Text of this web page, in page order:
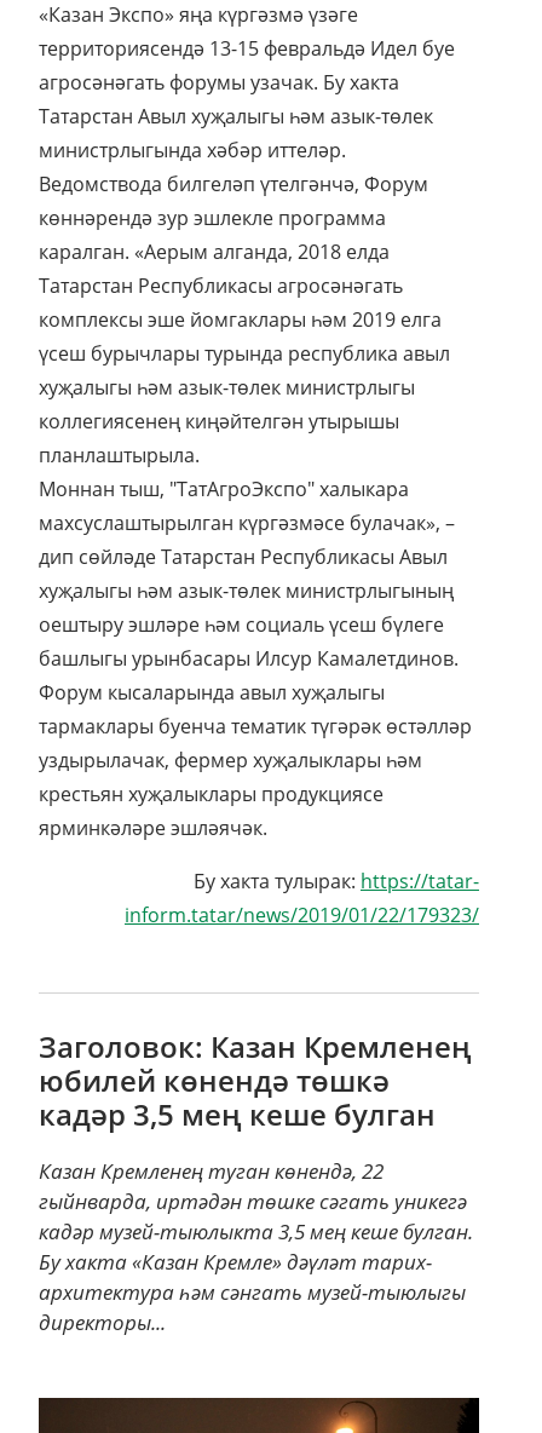
«Казан Экспо» яңа күргәзмә үзәге
территориясендә 13-15 февральдә Идел буе
агросәнәгать форумы узачак. Бу хакта
Татарстан Авыл хуҗалыгы һәм азык-төлек
министрлыгында хәбәр иттеләр.
Ведомствода билгеләп үтелгәнчә, Форум
көннәрендә зур эшлекле программа
каралган. «Аерым алганда, 2018 елда
Татарстан Республикасы агросәнәгать
комплексы эше йомгаклары һәм 2019 елга
үсеш бурычлары турында республика авыл
хуҗалыгы һәм азык-төлек министрлыгы
коллегиясенең киңәйтелгән утырышы
планлаштырыла.
Моннан тыш, "ТатАгроЭкспо" халыкара
махсуслаштырылган күргәзмәсе булачак», –
дип сөйләде Татарстан Республикасы Авыл
хуҗалыгы һәм азык-төлек министрлыгының
оештыру эшләре һәм социаль үсеш бүлеге
башлыгы урынбасары Илсур Камалетдинов.
Форум кысаларында авыл хуҗалыгы
тармаклары буенча тематик түгәрәк өстәлләр
уздырылачак, фермер хуҗалыклары һәм
крестьян хуҗалыклары продукциясе
ярминкәләре эшләячәк.
Бу хакта тулырак: https://tatar-
inform.tatar/news/2019/01/22/179323/
Заголовок: Казан Кремленең
юбилей көнендә төшкә
кадәр 3,5 мең кеше булган
Казан Кремленең туган көнендә, 22
гыйнварда, иртәдән төшке сәгать уникегә
кадәр музей-тыюлыкта 3,5 мең кеше булган.
Бу хакта «Казан Кремле» дәүләт тарих-
архитектура һәм сәнгать музей-тыюлыгы
директоры...